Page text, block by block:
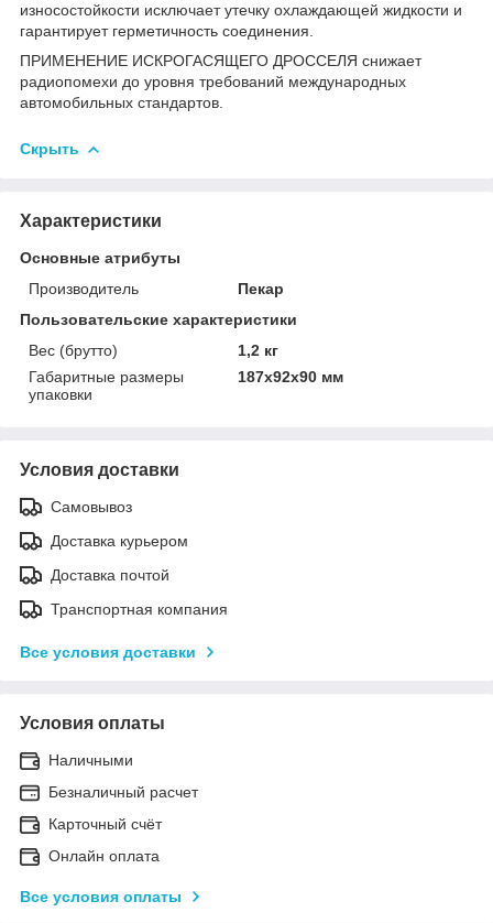
износостойкости исключает утечку охлаждающей жидкости и
гарантирует герметичность соединения.
ПРИМЕНЕНИЕ ИСКРОГАСЯЩЕГО ДРОССЕЛЯ снижает
радиопомехи до уровня требований международных
автомобильных стандартов.
Скрыть
Характеристики
Основные атрибуты
Производитель
Пекар
Пользовательские характеристики
Вес (брутто)
1,2 кг
Габаритные размеры
упаковки
187x92x90 мм
Условия доставки
Самовывоз
Доставка курьером
Доставка почтой
Транспортная компания
Все условия доставки
Условия оплаты
Наличными
Безналичный расчет
Карточный счёт
Онлайн оплата
Все условия оплаты